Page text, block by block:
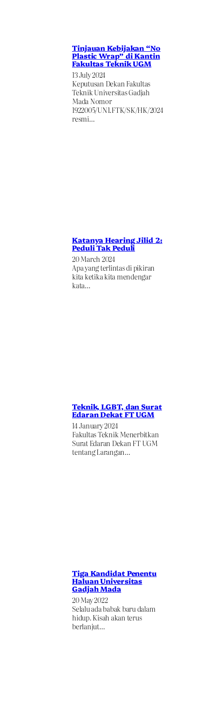
Tinjauan Kebijakan “No
Plastic Wrap” di Kantin
Fakultas Teknik UGM
13 July 2024
Keputusan Dekan Fakultas
Teknik Universitas Gadjah
Mada Nomor
1922005/UN1.FTK/SK/HK/2024
resmi…
Katanya Hearing Jilid 2:
Peduli Tak Peduli
20 March 2024
Apa yang terlintas di pikiran
kita ketika kita mendengar
kata…
Teknik, LGBT, dan Surat
Edaran Dekat FT UGM
14 January 2024
Fakultas Teknik Menerbitkan
Surat Edaran Dekan FT UGM
tentang Larangan…
Tiga Kandidat Penentu
Haluan Universitas
Gadjah Mada
20 May 2022
Selalu ada babak baru dalam
hidup. Kisah akan terus
berlanjut…